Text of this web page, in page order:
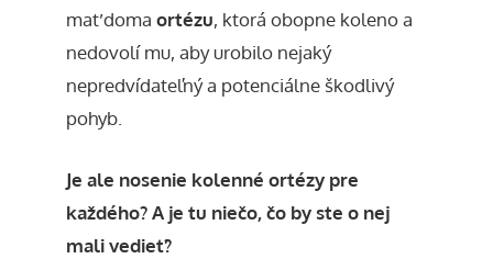
mať doma ortézu, ktorá obopne koleno a
nedovolí mu, aby urobilo nejaký
nepredvídateľný a potenciálne škodlivý
pohyb.
Je ale nosenie kolenné ortézy pre
každého? A je tu niečo, čo by ste o nej
mali vedieť?